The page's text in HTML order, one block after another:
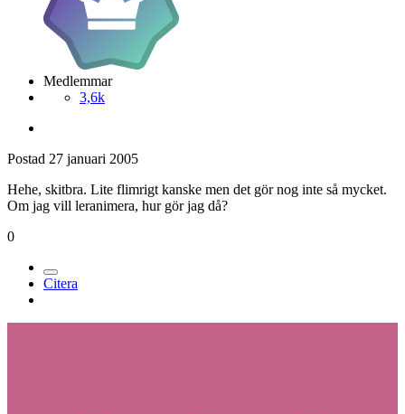
Medlemmar
3,6k
Postad 27 januari 2005
Hehe, skitbra. Lite flimrigt kanske men det gör nog inte så mycket.
Om jag vill leranimera, hur gör jag då?
0
Citera